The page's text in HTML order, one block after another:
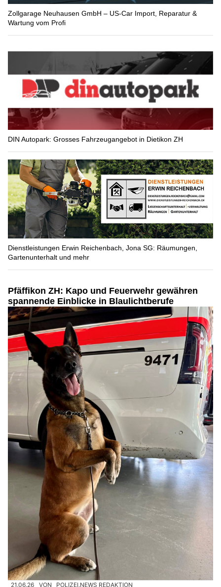
Zollgarage Neuhausen GmbH – US-Car Import, Reparatur &
Wartung vom Profi
DIN Autopark: Grosses Fahrzeugangebot in Dietikon ZH
Dienstleistungen Erwin Reichenbach, Jona SG: Räumungen,
Gartenunterhalt und mehr
Pfäffikon ZH: Kapo und Feuerwehr gewähren
spannende Einblicke in Blaulichtberufe
21.06.26 VON POLIZEI.NEWS REDAKTION